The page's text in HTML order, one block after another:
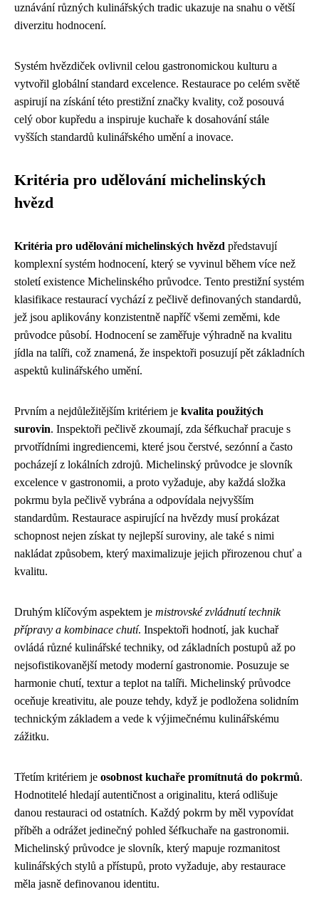
uznávání různých kulinářských tradic ukazuje na snahu o větší
diverzitu hodnocení.
Systém hvězdiček ovlivnil celou gastronomickou kulturu a
vytvořil globální standard excelence. Restaurace po celém světě
aspirují na získání této prestižní značky kvality, což posouvá
celý obor kupředu a inspiruje kuchaře k dosahování stále
vyšších standardů kulinářského umění a inovace.
Kritéria pro udělování michelinských
hvězd
Kritéria pro udělování michelinských hvězd představují
komplexní systém hodnocení, který se vyvinul během více než
století existence Michelinského průvodce. Tento prestižní systém
klasifikace restaurací vychází z pečlivě definovaných standardů,
jež jsou aplikovány konzistentně napříč všemi zeměmi, kde
průvodce působí. Hodnocení se zaměřuje výhradně na kvalitu
jídla na talíři, což znamená, že inspektoři posuzují pět základních
aspektů kulinářského umění.
Prvním a nejdůležitějším kritériem je kvalita použitých
surovin. Inspektoři pečlivě zkoumají, zda šéfkuchař pracuje s
prvotřídními ingrediencemi, které jsou čerstvé, sezónní a často
pocházejí z lokálních zdrojů. Michelinský průvodce je slovník
excelence v gastronomii, a proto vyžaduje, aby každá složka
pokrmu byla pečlivě vybrána a odpovídala nejvyšším
standardům. Restaurace aspirující na hvězdy musí prokázat
schopnost nejen získat ty nejlepší suroviny, ale také s nimi
nakládat způsobem, který maximalizuje jejich přirozenou chuť a
kvalitu.
Druhým klíčovým aspektem je mistrovské zvládnutí technik
přípravy a kombinace chutí. Inspektoři hodnotí, jak kuchař
ovládá různé kulinářské techniky, od základních postupů až po
nejsofistikovanější metody moderní gastronomie. Posuzuje se
harmonie chutí, textur a teplot na talíři. Michelinský průvodce
oceňuje kreativitu, ale pouze tehdy, když je podložena solidním
technickým základem a vede k výjimečnému kulinářskému
zážitku.
Třetím kritériem je osobnost kuchaře promítnutá do pokrmů.
Hodnotitelé hledají autentičnost a originalitu, která odlišuje
danou restauraci od ostatních. Každý pokrm by měl vypovídat
příběh a odrážet jedinečný pohled šéfkuchaře na gastronomii.
Michelinský průvodce je slovník, který mapuje rozmanitost
kulinářských stylů a přístupů, proto vyžaduje, aby restaurace
měla jasně definovanou identitu.